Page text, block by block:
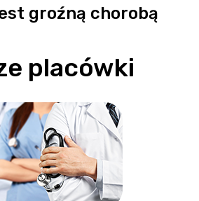
groźną chorobą
placówki